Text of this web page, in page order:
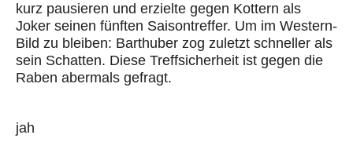
kurz pausieren und erzielte gegen Kottern als
Joker seinen fünften Saisontreffer. Um im Western-
Bild zu bleiben: Barthuber zog zuletzt schneller als
sein Schatten. Diese Treffsicherheit ist gegen die
Raben abermals gefragt.
jah